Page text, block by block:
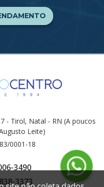
- Tirol, Natal - RN (A poucos
Leite)
0001-18
3490
3373